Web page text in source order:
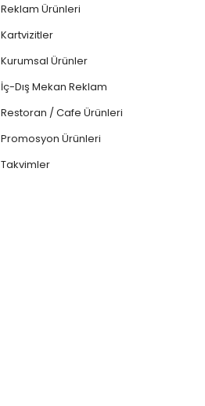
Reklam Ürünleri
Kartvizitler
Kurumsal Ürünler
İç-Dış Mekan Reklam
Restoran / Cafe Ürünleri
Promosyon Ürünleri
Takvimler